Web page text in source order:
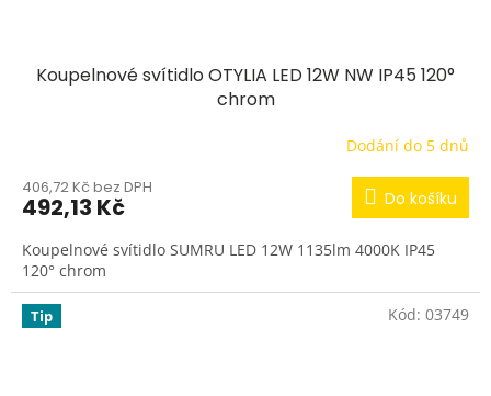
Koupelnové svítidlo OTYLIA LED 12W NW IP45 120°
chrom
Dodání do 5 dnů
406,72 Kč bez DPH
492,13 Kč Do košíku
Koupelnové svítidlo SUMRU LED 12W 1135lm 4000K IP45
120° chrom
Tip Kód: 03749